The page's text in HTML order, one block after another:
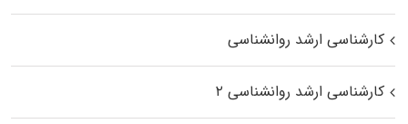
کارشناسی ارشد روانشناسی
کارشناسی ارشد روانشناسی ۲